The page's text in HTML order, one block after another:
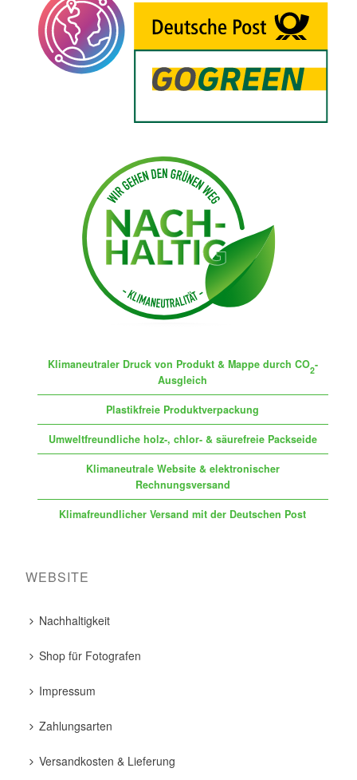
Klimaneutraler Druck von Produkt & Mappe durch CO2-
Ausgleich
Plastikfreie Produktverpackung
Umweltfreundliche holz-, chlor- & säurefreie Packseide
Klimaneutrale Website & elektronischer
Rechnungsversand
Klimafreundlicher Versand mit der Deutschen Post
WEBSITE
Nachhaltigkeit
Shop für Fotografen
Impressum
Zahlungsarten
Versandkosten & Lieferung